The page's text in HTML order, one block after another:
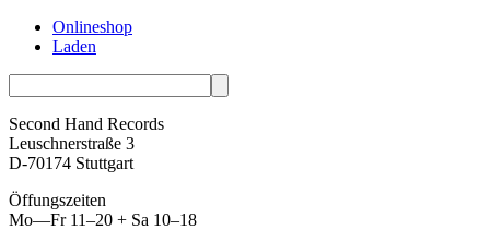
Onlineshop
Laden
Second Hand Records
Leuschnerstraße 3
D-70174 Stuttgart
Öffungszeiten
Mo—Fr 11–20 + Sa 10–18